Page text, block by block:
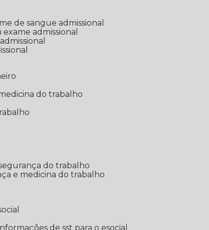
de sangue admissional
exame admissional
do trabalho
segurança do trabalho
e medicina do trabalho
de sst para o esocial